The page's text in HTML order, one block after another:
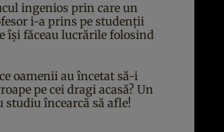
ingenios prin care un
i-a prins pe studenții
își făceau lucrările folosind
oamenii au încetat să-i
pe cei dragi acasă? Un
studiu încearcă să afle!